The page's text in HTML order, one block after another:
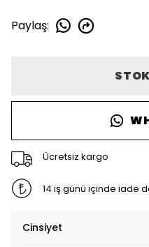
Paylaş:
Ücretsiz kargo
14 iş günü içinde iade
Cinsiyet